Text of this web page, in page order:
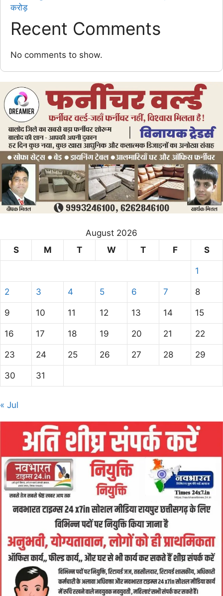
करोड़
Recent Comments
No comments to show.
August 2026
S
M T W T F S
1
2 3 4 5 6 7 8
9 10 11 12 13 14 15
16 17 18 19 20 21 22
23 24 25 26 27 28 29
30 31
« Jul